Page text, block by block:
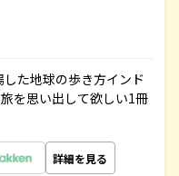
た地球の歩き方インド
を思い出して欲しい1冊
詳細を見る